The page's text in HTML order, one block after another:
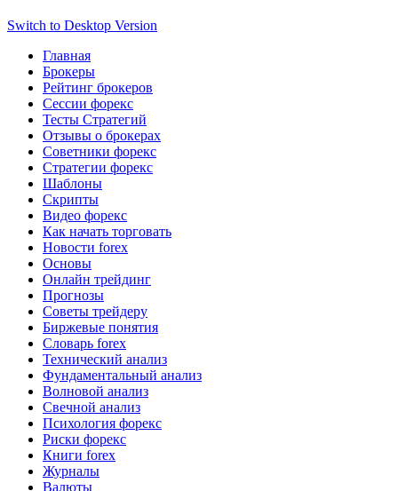
Switch to Desktop Version
Главная
Брокеры
Рейтинг брокеров
Сессии форекс
Тесты Стратегий
Отзывы о брокерах
Советники форекс
Стратегии форекс
Шаблоны
Скрипты
Видео форекс
Как начать торговать
Новости forex
Основы
Онлайн трейдинг
Прогнозы
Советы трейдеру
Биржевые понятия
Словарь forex
Технический анализ
Фундаментальный анализ
Волновой анализ
Свечной анализ
Психология форекс
Риски форекс
Книги forex
Журналы
Валюты